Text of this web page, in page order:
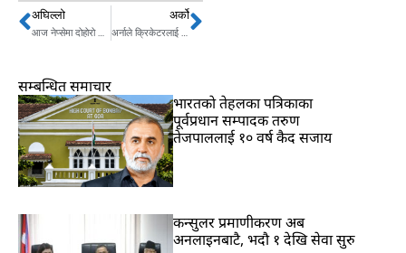
Prev
अघिल्लो अर्कोNext
सम्बन्धित समाचार
भारतकाे तेहलका पत्रिकाका
पूर्वप्रधान सम्पादक तरुण
तेजपाललाई १० वर्ष कैद सजाय
कन्सुलर प्रमाणीकरण अब
अनलाइनबाटै, भदौ १ देखि सेवा सुरु